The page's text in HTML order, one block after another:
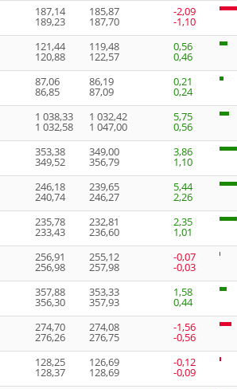
187,14
189,23
185,87
187,70
-2,09
-1,10
121,44
120,88
119,48
122,57
0,56
0,46
87,06
86,85
86,19
87,09
0,21
0,24
1 038,33
1 032,58
1 032,42
1 047,00
5,75
0,56
353,38
349,52
349,00
356,79
3,86
1,10
246,18
240,74
239,65
246,27
5,44
2,26
235,78
233,43
232,81
236,60
2,35
1,01
256,91
256,98
255,12
257,98
-0,07
-0,03
357,88
356,30
353,33
357,93
1,58
0,44
274,70
276,26
274,08
276,75
-1,56
-0,56
128,25
128,37
126,69
128,69
-0,12
-0,09